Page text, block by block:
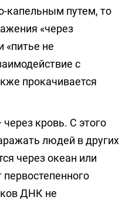
капельным путем, то
«через
не
с
прокачивается
кровь. С этого
людей в других
через океан или
ДНК не